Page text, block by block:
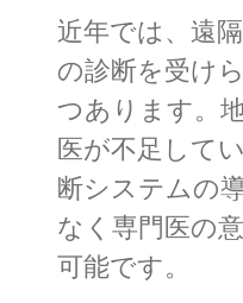
近年では、遠
の診断を受け
つあります。
医が不足して
断システムの
なく専門医の
可能です。